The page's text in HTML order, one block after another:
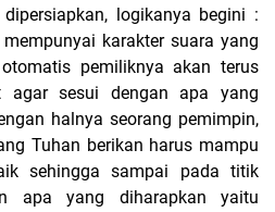
logikanya begini :
karakter suara yang
pemiliknya akan terus
agar sesui dengan apa yang
halnya seorang pemimpin,
Tuhan berikan harus mampu
sehingga sampai pada titik
apa yang diharapkan yaitu